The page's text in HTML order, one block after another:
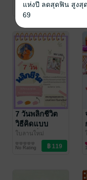
พัฒนาตนเอง
7 วันพลิกชีวิต
วิธีคิดแบบ
พุทธะที่คุณจะ
เปลี่ยนไปตลอด
ใบลานใหม่
พัฒนาตนเอง
No Rating
แห่งปี ลดสุดฟิน สูงสุ
69